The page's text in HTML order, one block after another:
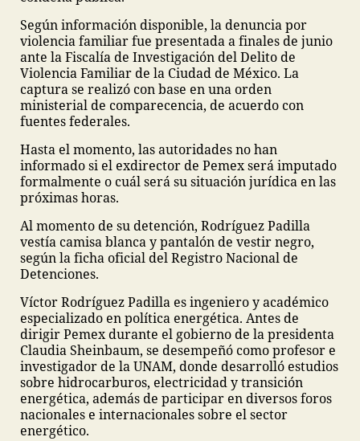
Según información disponible, la denuncia por
violencia familiar fue presentada a finales de junio
ante la Fiscalía de Investigación del Delito de
Violencia Familiar de la Ciudad de México. La
captura se realizó con base en una orden
ministerial de comparecencia, de acuerdo con
fuentes federales.
Hasta el momento, las autoridades no han
informado si el exdirector de Pemex será imputado
formalmente o cuál será su situación jurídica en las
próximas horas.
Al momento de su detención, Rodríguez Padilla
vestía camisa blanca y pantalón de vestir negro,
según la ficha oficial del Registro Nacional de
Detenciones.
Víctor Rodríguez Padilla es ingeniero y académico
especializado en política energética. Antes de
dirigir Pemex durante el gobierno de la presidenta
Claudia Sheinbaum, se desempeñó como profesor e
investigador de la UNAM, donde desarrolló estudios
sobre hidrocarburos, electricidad y transición
energética, además de participar en diversos foros
nacionales e internacionales sobre el sector
energético.